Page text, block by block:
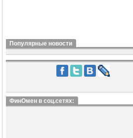
Популярные новости
ФинОмен в соц.сетях: